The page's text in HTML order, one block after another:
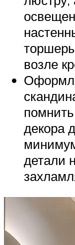
возле
декора
детали